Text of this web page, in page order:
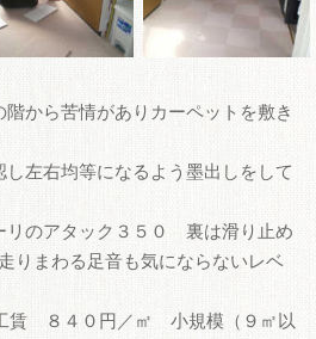
から苦情がありカーペットを敷き
左右均等になるよう墨出しをして
リのアタック３５０ 裏は滑り止め
りまわる足音も気にならないレベ
８４０円／㎡ 小規模（９㎡以